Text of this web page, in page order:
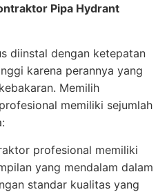
Pipa Hydrant
diinstal dengan ketepatan
karena perannya yang
Memilih
memiliki sejumlah
profesional memiliki
yang mendalam dalam
standar kualitas yang